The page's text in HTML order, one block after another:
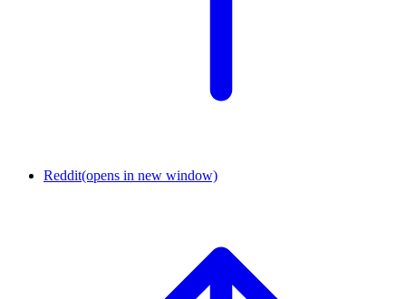
Reddit(opens in new window)